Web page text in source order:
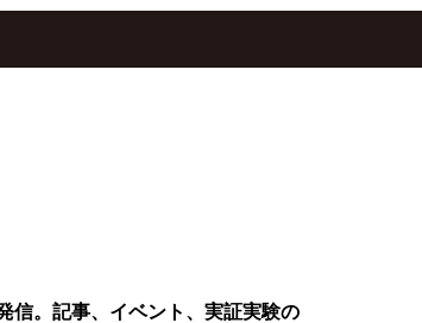
信。記事、イベント、実証実験の